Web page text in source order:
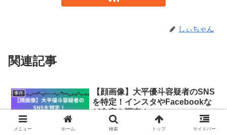
しぃちゃん
関連記事
事件
【顔画像】大平優斗容疑者のSNS
を特定！インスタやFacebookな
ど自宅を調査！
宮城県大和町内の商業施設などで20代の
男性に対し、殴る蹴るなどの暴行を加
メニュー ホーム 検索 トップ サイドバー